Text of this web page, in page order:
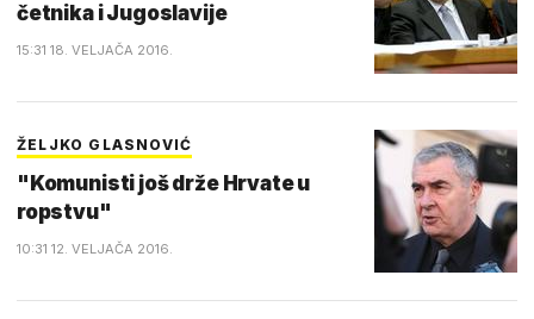
četnika i Jugoslavije
15:31 18. VELJAČA 2016.
ŽELJKO GLASNOVIĆ
"Komunisti još drže Hrvate u
ropstvu"
10:31 12. VELJAČA 2016.